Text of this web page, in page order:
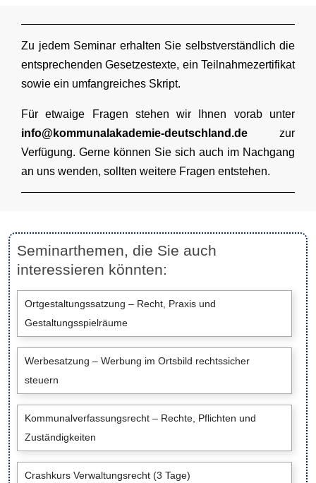
Zu jedem Seminar erhalten Sie selbstverständlich die
entsprechenden Gesetzestexte, ein Teilnahmezertifikat
sowie ein umfangreiches Skript.
Für etwaige Fragen stehen wir Ihnen vorab unter
info@kommunalakademie-deutschland.de zur
Verfügung. Gerne können Sie sich auch im Nachgang
an uns wenden, sollten weitere Fragen entstehen.
Seminarthemen, die Sie auch
interessieren könnten:
Ortgestaltungssatzung – Recht, Praxis und
Gestaltungsspielräume
Werbesatzung – Werbung im Ortsbild rechtssicher
steuern
Kommunalverfassungsrecht – Rechte, Pflichten und
Zuständigkeiten
Crashkurs Verwaltungsrecht (3 Tage)